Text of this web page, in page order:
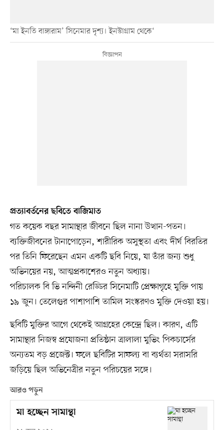
‘মা ইনতি বাঙ্গারাম’ সিনেমার দৃশ্য। ইনস্টাগ্রাম থেকে‘
প্রত্যাবর্তনের ছবিতে বাজিমাত
গত কয়েক বছর সামান্থার জীবনে ছিল নানা উত্থান-পতন।
ব্যক্তিজীবনের টানাপোড়েন, শারীরিক অসুস্থতা এবং দীর্ঘ বিরতির
পর তিনি ফিরেছেন এমন একটি ছবি নিয়ে, যা তাঁর জন্য শুধু
অভিনয়ের নয়, আত্মপ্রকাশেরও নতুন অধ্যায়।
পরিচালক বি ভি নন্দিনী রেড্ডির সিনেমাটি প্রেক্ষাগৃহে মুক্তি পায়
১৯ জুন। তেলেগুর পাশাপাশি তামিল সংস্করণও মুক্তি দেওয়া হয়।
ছবিটি মুক্তির আগে থেকেই আগ্রহের কেন্দ্রে ছিল। কারণ, এটি
সামান্থার নিজস্ব প্রযোজনা প্রতিষ্ঠান ত্রালালা মুভিং পিকচার্সের
অন্যতম বড় প্রজেক্ট। ফলে ছবিটির সাফল্য বা ব্যর্থতা সরাসরি
জড়িয়ে ছিল অভিনেত্রীর নতুন পরিচয়ের সঙ্গে।
আরও পড়ুন
মা হচ্ছেন সামান্থা